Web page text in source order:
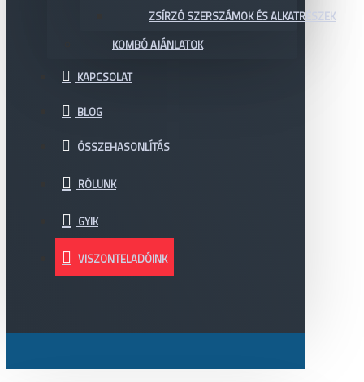
ZSÍRZÓ SZERSZÁMOK ÉS ALKATRÉSZEK
KOMBÓ AJÁNLATOK
KAPCSOLAT
BLOG
ÖSSZEHASONLÍTÁS
RÓLUNK
GYIK
VISZONTELADÓINK